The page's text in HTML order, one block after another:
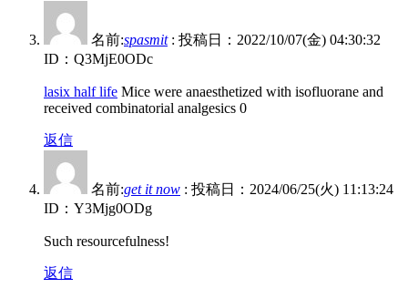
名前:spasmit: 投稿日：2022/10/07(金) 04:30:32
ID：Q3MjE0ODc
lasix half life Mice were anaesthetized with isofluorane and
received combinatorial analgesics 0
返信
名前:get it now : 投稿日：2024/06/25(火) 11:13:24
ID：Y3Mjg0ODg
Such resourcefulness!
返信